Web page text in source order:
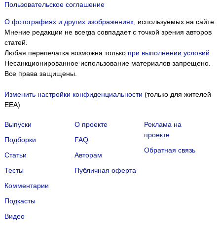
Пользовательское соглашение
О фотографиях и других изображениях, используемых на сайте.
Мнение редакции не всегда совпадает с точкой зрения авторов
статей.
Любая перепечатка возможна только при выполнении условий.
Несанкционированное использование материалов запрещено.
Все права защищены.
Изменить настройки конфиденциальности (только для жителей
EEA)
Выпуски
Подборки
Статьи
Тесты
Комментарии
Подкасты
Видео
О проекте
FAQ
Авторам
Публичная оферта
Реклама на
проекте
Обратная связь